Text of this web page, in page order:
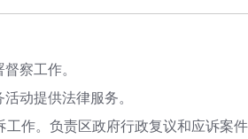
察工作。
动提供法律服务。
作。负责区政府行政复议和应诉案